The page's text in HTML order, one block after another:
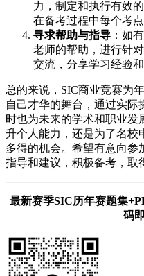
力，制定和执行有效
在备考过程中每个考
寻求帮助与指导 ：如
老师的帮助，进行针
交流，分享学习经验
总的来说，SIC商业竞赛为
自己才华的舞台，通过实际
时也为未来的学术和职业发
升个人能力，还是为了名校
多得的机会。希望有意向参
指导和建议，积极备考，取
最新赛季SIC历年赛题集
码